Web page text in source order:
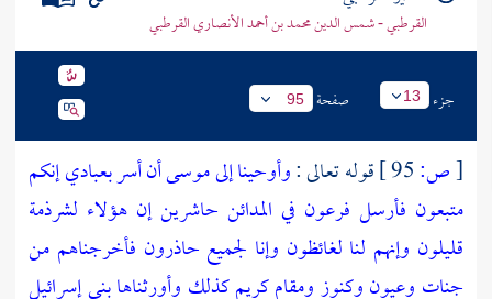
القرطبي - شمس الدين محمد بن أحمد الأنصاري القرطبي
جزء 13 صفحة 95
[ص: قوله تعالى :وأوحينا إلى موسى أن أسر بعبادي إنكم
متبعون فأرسل فرعون في المدائن حاشرينإن هؤلاء لشرذمة
قليلون وإنهم لنا لغائظون وإنا لجميع حاذرون فأخرجناهم من
جنات وعيونوكنوز ومقام كريمكذلك وأورثناها بني إسرائيل